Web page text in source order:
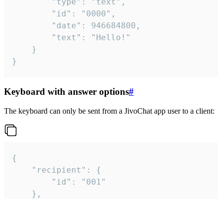
}
Keyboard with answer options#
The keyboard can only be sent from a JivoChat app user to a client:
{